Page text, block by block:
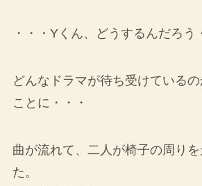
・・・Yくん、どうするんだろう
どんなドラマが待ち受けている
ことに・・・
曲が流れて、二人が椅子の周り
た。